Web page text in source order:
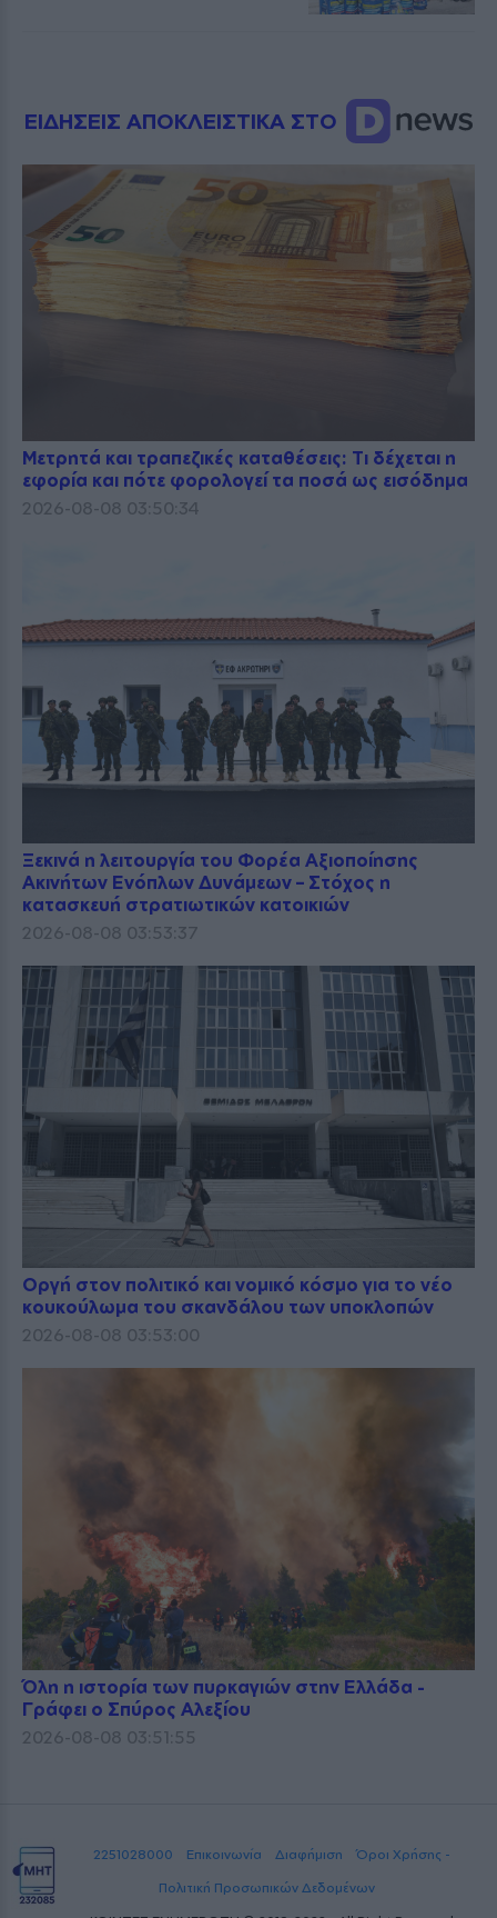
ΕΙΔΗΣΕΙΣ ΑΠΟΚΛΕΙΣΤΙΚΑ ΣΤΟ
Μετρητά και τραπεζικές καταθέσεις: Τι δέχεται η
εφορία και πότε φορολογεί τα ποσά ως εισόδημα
2026-08-08 03:50:34
Ξεκινά η λειτουργία του Φορέα Αξιοποίησης
Ακινήτων Ενόπλων Δυνάμεων – Στόχος η
κατασκευή στρατιωτικών κατοικιών
2026-08-08 03:53:37
Οργή στον πολιτικό και νομικό κόσμο για το νέο
κουκούλωμα του σκανδάλου των υποκλοπών
2026-08-08 03:53:00
Όλη η ιστορία των πυρκαγιών στην Ελλάδα -
Γράφει ο Σπύρος Αλεξίου
2026-08-08 03:51:55
2251028000 Επικοινωνία Διαφήμιση
Όροι Χρήσης -
Πολιτική Προσωπικών Δεδομένων